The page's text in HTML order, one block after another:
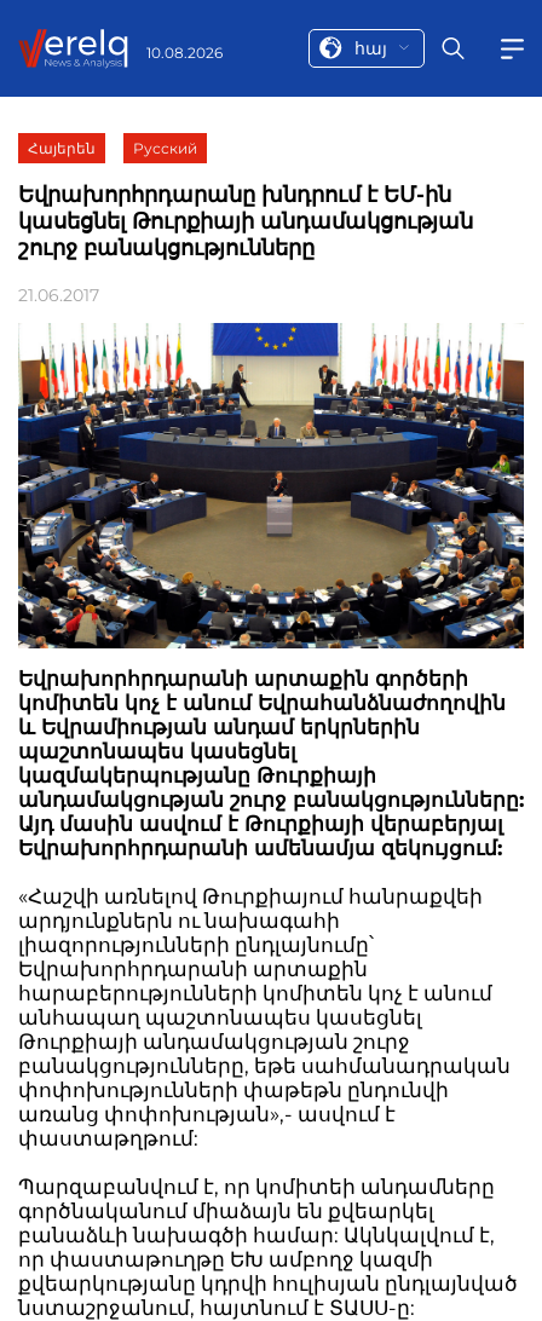
10.08.2026 հայ
Հայերեն Русский
Եվրախորհրդարանը խնդրում է ԵՄ-ին
կասեցնել Թուրքիայի անդամակցության
շուրջ բանակցությունները
21.06.2017
Եվրախորհրդարանի արտաքին գործերի
կոմիտեն կոչ է անում Եվրահանձնաժողովին
և Եվրամիության անդամ երկրներին
պաշտոնապես կասեցնել
կազմակերպությանը Թուրքիայի
անդամակցության շուրջ բանակցությունները:
Այդ մասին ասվում է Թուրքիայի վերաբերյալ
Եվրախորհրդարանի ամենամյա զեկույցում:
«Հաշվի առնելով Թուրքիայում հանրաքվեի
արդյունքներն ու նախագահի
լիազորությունների ընդլայնումը՝
Եվրախորհրդարանի արտաքին
հարաբերությունների կոմիտեն կոչ է անում
անհապաղ պաշտոնապես կասեցնել
Թուրքիայի անդամակցության շուրջ
բանակցությունները, եթե սահմանադրական
փոփոխությունների փաթեթն ընդունվի
առանց փոփոխության»,- ասվում է
փաստաթղթում:
Պարզաբանվում է, որ կոմիտեի անդամները
գործնականում միաձայն են քվեարկել
բանաձևի նախագծի համար: Ակնկալվում է,
որ փաստաթուղթը ԵԽ ամբողջ կազմի
քվեարկությանը կդրվի հուլիսյան ընդլայնված
նստաշրջանում, հայտնում է ՏԱՍՍ-ը: